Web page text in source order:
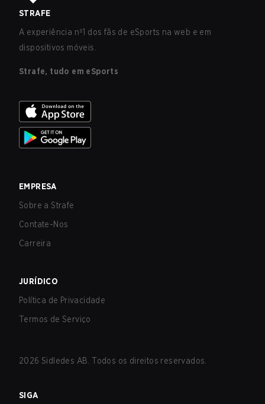
STRAFE
A experiência nº1 dos fãs de eSports na web e em
dispositivos móveis.
Strafe, tudo em eSports
EMPRESA
Sobre a Strafe
Contate-Nos
Carreira
JURÍDICO
Política de Privacidade
Termos de Serviço
2026 Sidledes AB. Todos os direitos reservados.
SIGA